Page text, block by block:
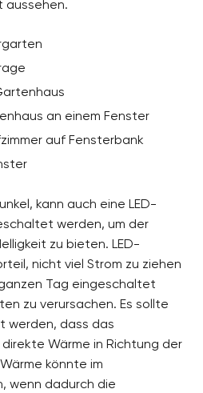
aussehen.
an einem Fenster
auf Fensterbank
kann auch eine LED-
werden, um der
zu bieten. LED-
nicht viel Strom zu ziehen
Tag eingeschaltet
zu verursachen. Es sollte
werden, dass das
Wärme in Richtung der
könnte im
wenn dadurch die